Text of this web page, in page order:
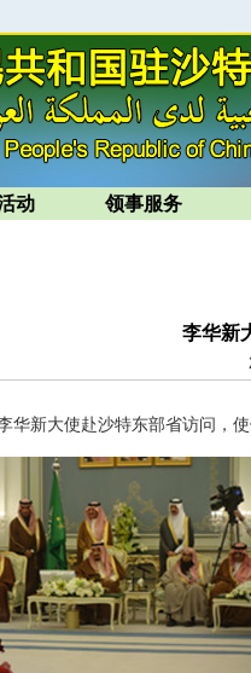
动 领事服务
李华新
新大使赴沙特东部省访问，使